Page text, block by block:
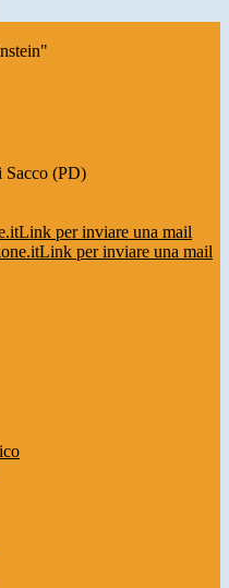
Sacco (PD)
Link per inviare una mail
Link per inviare una mail